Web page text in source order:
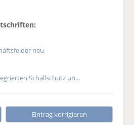
neu
Schallschutz un...
Eintrag korrigieren